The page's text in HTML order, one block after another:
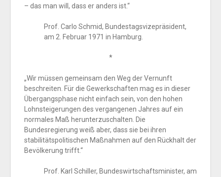
– das man will, dass er anders ist.“
Prof. Carlo Schmid, Bundestagsvizepräsident,
am 2. Februar 1971 in Hamburg.
*
„Wir müssen gemeinsam den Weg der Vernunft
beschreiten. Für die Gewerkschaften mag es in dieser
Übergangsphase nicht einfach sein, von den hohen
Lohnsteigerungen des vergangenen Jahres auf ein
normales Maß herunterzuschalten. Die
Bundesregierung weiß aber, dass sie bei ihren
stabilitätspolitischen Maßnahmen auf den Rückhalt der
Bevölkerung trifft.“
Prof. Karl Schiller, Bundeswirtschaftsminister, am